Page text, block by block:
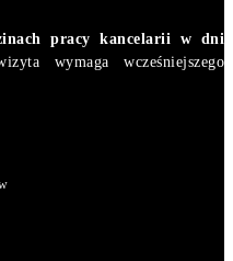
pracy kancelarii w dni
wymaga wcześniejszego